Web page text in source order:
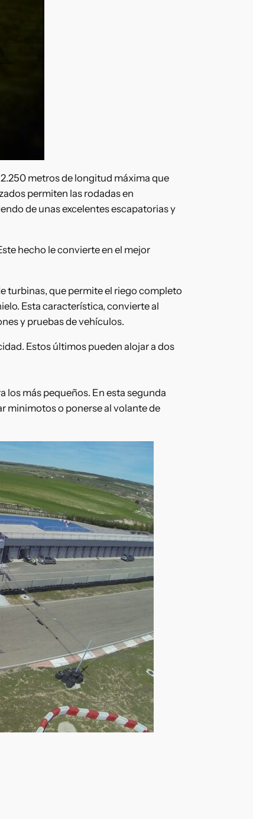
metros de longitud máxima que
permiten las rodadas en
de unas excelentes escapatorias y
hecho le convierte en el mejor
turbinas, que permite el riego completo
Esta característica, convierte al
y pruebas de vehículos.
Estos últimos pueden alojar a dos
los más pequeños. En esta segunda
minimotos o ponerse al volante de